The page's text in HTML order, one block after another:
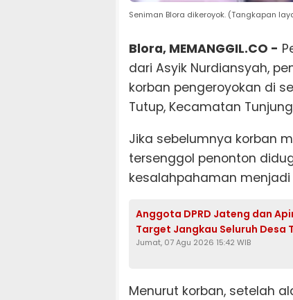
Seniman Blora dikeroyok. (Tangkapan
Blora, MEMANGGIL.CO -
dari Asyik Nurdiansyah,
korban pengeroyokan di
Tutup, Kecamatan
Jika sebelumnya korban
tersenggol penonton
kesalahpahaman
Anggota DPRD Jateng dan
Target Jangkau Seluruh Desa
Jumat, 07 Agu 2026 15:42 WIB
Menurut korban, setelah